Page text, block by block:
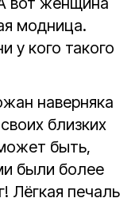
модница.
у кого такого
наверняка
близких
быть,
были более
Лёгкая печаль